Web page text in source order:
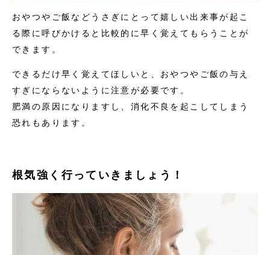
おやつやご飯などうさぎにとって嬉しい出来事が起こ
る際に呼びかけると比較的に早く覚えてもらうことが
できます。
できるだけ早く覚えてほしいと、おやつやご飯の与え
すぎにならないように注意が必要です。
肥満の原因になりますし、消化不良を起こしてしまう
恐れもあります。
根気強く行っていきましょう！